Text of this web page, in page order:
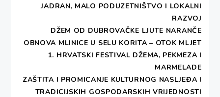
JADRAN, MALO PODUZETNIŠTVO I LOKALNI
RAZVOJ
DŽEM OD DUBROVAČKE LJUTE NARANČE
OBNOVA MLINICE U SELU KORITA – OTOK MLJET
1. HRVATSKI FESTIVAL DŽEMA, PEKMEZA I
MARMELADE
ZAŠTITA I PROMICANJE KULTURNOG NASLJEĐA I
TRADICIJSKIH GOSPODARSKIH VRIJEDNOSTI
(voditeljica istraživačkog tima projekta o
sudioničkom upravljanju) te Frank Fischer, jedan od
najznačajnijih teoretičara sudioničkoga upravljanja i
Nancy Duxbury, stručnjakinja za održivi razvoj
gradova. Zaklada “Kultura nova” objavila je zbornik
u okviru dvogodišnjeg projekta “Approaches to
Participatory Governance of Cultural Institutions”